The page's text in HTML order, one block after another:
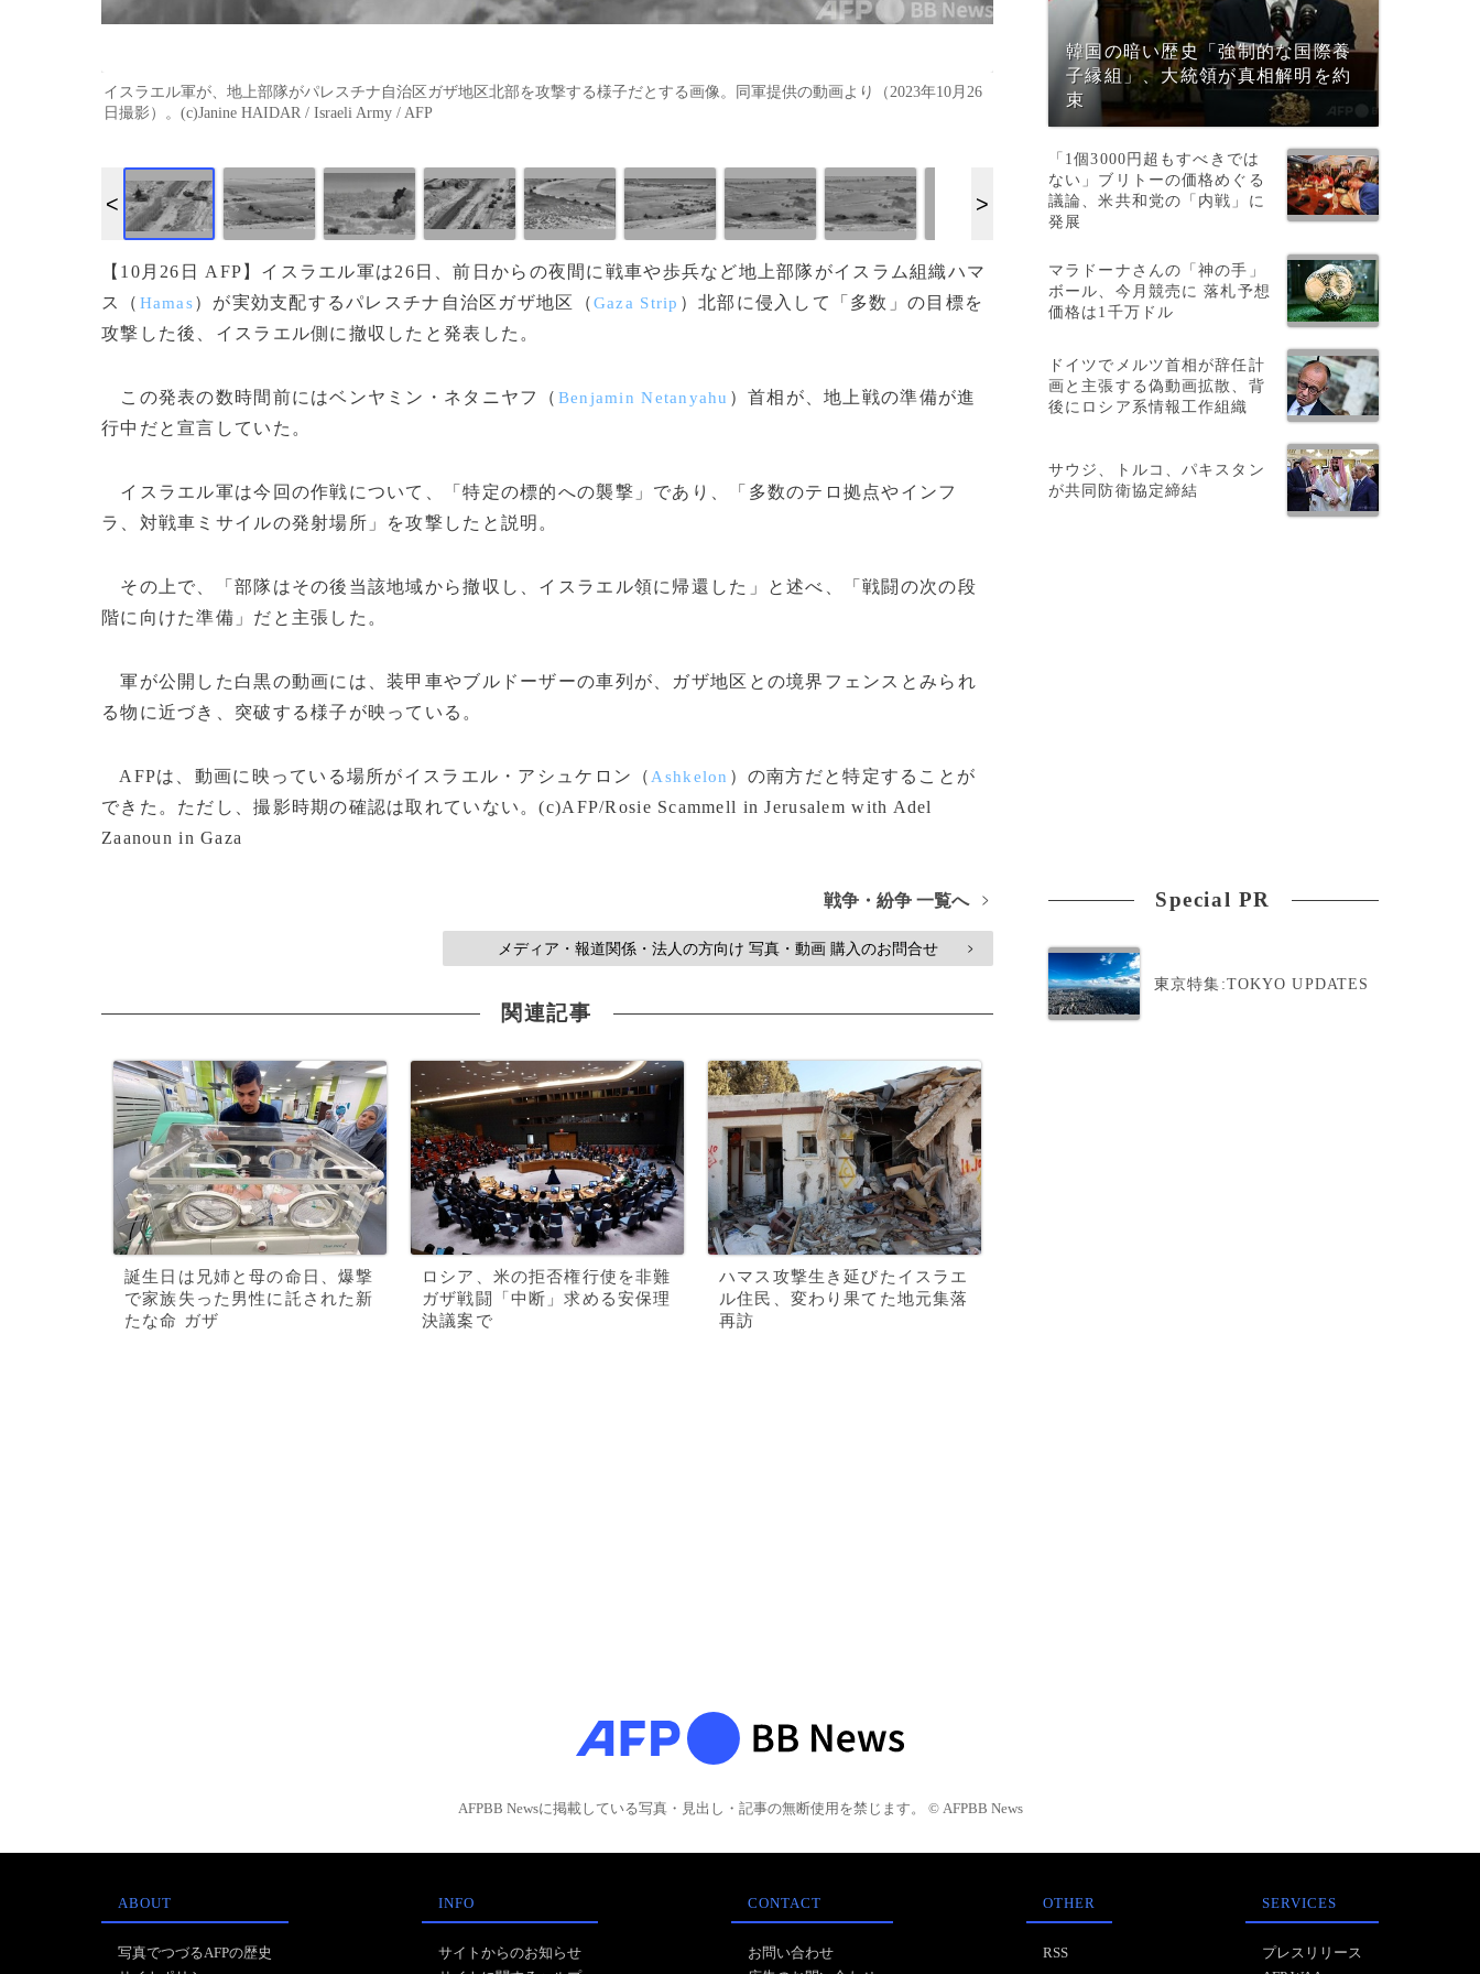
イスラエル軍が、地上部隊がパレスチナ自治区ガザ地区北部を攻撃する様子だとする画像。同軍提供の動画より（2023年10月26
日撮影）。(c)Janine HAIDAR / Israeli Army / AFP
【10月26日 AFP】イスラエル軍は26日、前日からの夜間に戦車や歩兵など地上部隊がイスラム組織ハマ
ス（ Hamas）が実効支配するパレスチナ自治区ガザ地区（Gaza Strip ）北部に侵入して「多数」の目標を
攻撃した後、イスラエル側に撤収したと発表した。
この発表の数時間前にはベンヤミン・ネタニヤフ（ Benjamin Netanyahu ）首相が、地上戦の準備が進
行中だと宣言していた。
イスラエル軍は今回の作戦について、「特定の標的への襲撃」であり、「多数のテロ拠点やインフ
ラ、対戦車ミサイルの発射場所」を攻撃したと説明。
その上で、「部隊はその後当該地域から撤収し、イスラエル領に帰還した」と述べ、「戦闘の次の段
階に向けた準備」だと主張した。
軍が公開した白黒の動画には、装甲車やブルドーザーの車列が、ガザ地区との境界フェンスとみられ
る物に近づき、突破する様子が映っている。
AFPは、動画に映っている場所がイスラエル・アシュケロン（ Ashkelon ）の南方だと特定することが
できた。ただし、撮影時期の確認は取れていない。(c)AFP/Rosie Scammell in Jerusalem with Adel
Zaanoun in Gaza
戦争・紛争 一覧へ >
メディア・報道関係・法人の方向け 写真・動画 購入のお問合せ >
関連記事
誕生日は兄姉と母の命日、爆撃
で家族失った男性に託された新
たな命 ガザ
ロシア、米の拒否権行使を非難
ガザ戦闘「中断」求める安保理
決議案で
ハマス攻撃生き延びたイスラエ
ル住民、変わり果てた地元集落
再訪
韓国の暗い歴史「強制的な国際養
子縁組」、大統領が真相解明を約
束
「1個3000円超もすべきでは
ない」ブリトーの価格めぐる
議論、米共和党の「内戦」に
発展
マラドーナさんの「神の手」
ボール、今月競売に 落札予想
価格は1千万ドル
ドイツでメルツ首相が辞任計
画と主張する偽動画拡散、背
後にロシア系情報工作組織
サウジ、トルコ、パキスタン
が共同防衛協定締結
Special PR
東京特集:TOKYO UPDATES
AFPBB Newsに掲載している写真・見出し・記事の無断使用を禁じます。 © AFPBB News
ABOUT
写真でつづるAFPの歴史
INFO
サイトからのお知らせ
CONTACT
お問い合わせ
OTHER
RSS
SERVICES
プレスリリース